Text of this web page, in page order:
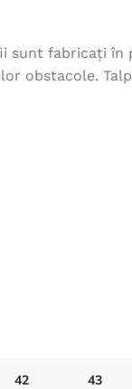
sunt fabricați
obstacole.
42 43